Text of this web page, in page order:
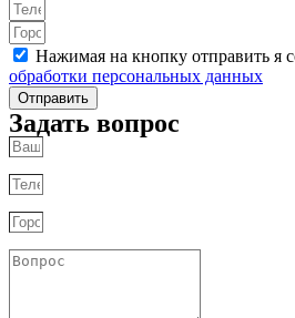
Нажимая на кнопку отправить я
обработки персональных данных
Отправить
Задать вопрос